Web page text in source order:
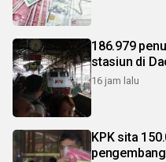
186.979
stasiun di
16 jam lalu
KPK sita